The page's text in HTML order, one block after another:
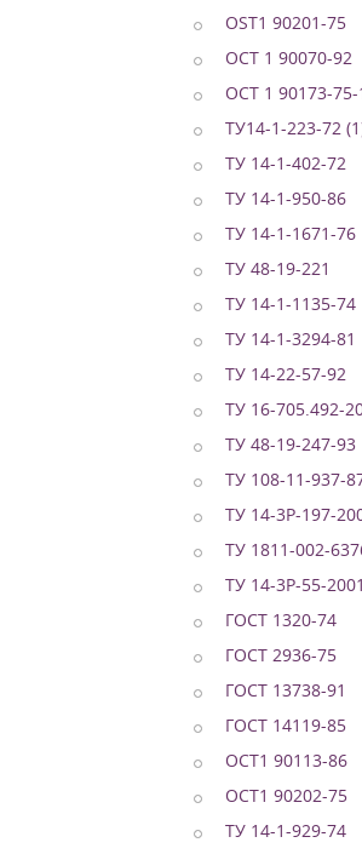
OST1 90201-75
ОСТ 1 90070-92
ОСТ 1 90173-75-
ТУ14-1-223-72
ТУ 14-1-402-72
ТУ 14-1-950-86
ТУ 14-1-1671-76
ТУ 48-19-221
ТУ 14-1-1135-74
ТУ 14-1-3294-81
ТУ 14-22-57-92
ТУ 16-705.492-
ТУ 48-19-247-93
ТУ 108-11-937-
ТУ 14-3Р-197-
ТУ 1811-002-
ТУ 14-3Р-55-2001
ГОСТ 1320-74
ГОСТ 2936-75
ГОСТ 13738-91
ГОСТ 14119-85
OCT1 90113-86
ОСТ1 90202-75
ТУ 14-1-929-74